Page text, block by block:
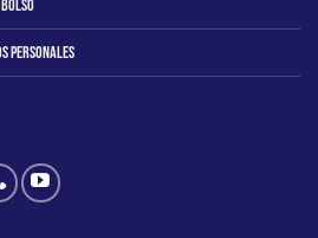
Personales